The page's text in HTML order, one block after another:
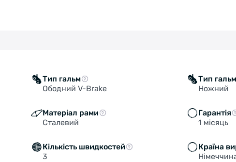
Тип гальм
Ободний V-Brake
Тип гальм
Ножний
Матеріал рами
Сталевий
Гарантія
1 місяць
Кількість швидкостей
3
Країна